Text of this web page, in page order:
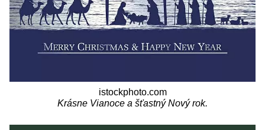
istockphoto.com
Krásne Vianoce a šťastný Nový rok.